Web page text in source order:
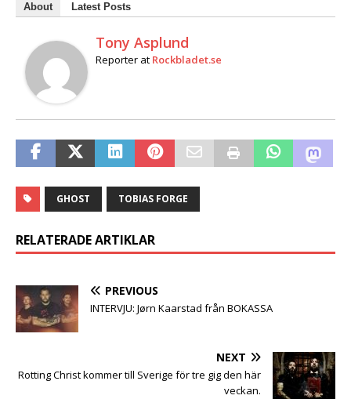
About Latest Posts
Tony Asplund
Reporter at Rockbladet.se
GHOST TOBIAS FORGE
RELATERADE ARTIKLAR
PREVIOUS
INTERVJU: Jørn Kaarstad från BOKASSA
NEXT
Rotting Christ kommer till Sverige för tre gig den här
veckan.